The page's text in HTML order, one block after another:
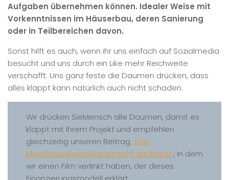
Aufgaben übernehmen können. Idealer Weise mit
Vorkenntnissen im Häuserbau, deren Sanierung
oder in Teilbereichen davon.
Sonst hilft es auch, wenn ihr uns einfach auf Sozialmedia
besucht und uns durch ein Like mehr Reichweite
verschafft. Uns ganz feste die Daumen drücken, dass
alles klappt kann natürlich auch nicht schaden.
Wir drücken SieMensch alle Daumen, damit es
klappt mit Ihrem Projekt und empfehlen
gleichzeitig unseren Beitrag „Das
Mietshäusersyndikat ist nicht die Mafia“, in dem
wir einen Film verlinkt haben, der dieses